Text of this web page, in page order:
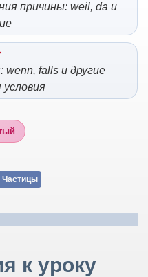
причины: weil, da и
falls и другие
к уроку